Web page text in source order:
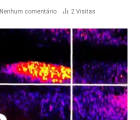
Nenhum comentário 2 Visitas